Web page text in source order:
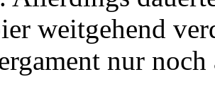
weitgehend
nur